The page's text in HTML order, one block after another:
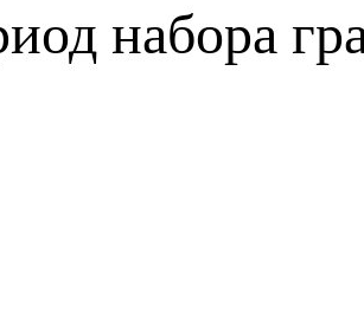
набора